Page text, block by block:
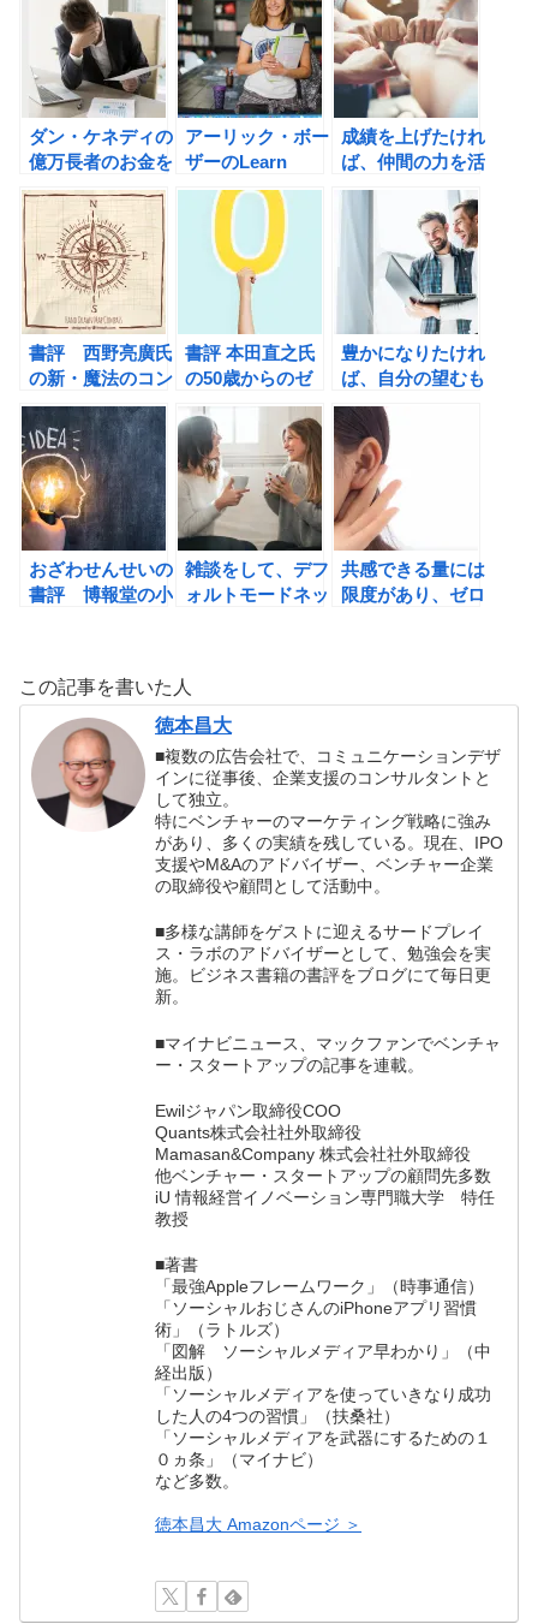
評
ダン・ケネディの
億万長者のお金を
生み出す26の行
動原則の書評
アーリック・ボー
ザーのLearn
Better ― 頭の使
い方が変わり、学
びが深まる6つの
ステップの書評
成績を上げたけれ
ば、仲間の力を活
用しよう！アーリ
ック・ボーザーの
Learn Betterの書
書評 西野亮廣氏
の新・魔法のコン
パス
書評 本田直之氏
の50歳からのゼ
ロ・リセット
豊かになりたけれ
ば、自分の望むも
のを祝福しよう！
おざわせんせいの
書評 博報堂の小
雑談をして、デフ
ォルトモードネッ
共感できる量には
限度があり、ゼロ
この記事を書いた人
徳本昌大
■複数の広告会社で、コミュニケーションデザ
インに従事後、企業支援のコンサルタントと
して独立。
特にベンチャーのマーケティング戦略に強み
があり、多くの実績を残している。現在、IPO
支援やM&Aのアドバイザー、ベンチャー企業
の取締役や顧問として活動中。
■多様な講師をゲストに迎えるサードプレイ
ス・ラボのアドバイザーとして、勉強会を実
施。ビジネス書籍の書評をブログにて毎日更
新。
■マイナビニュース、マックファンでベンチャ
ー・スタートアップの記事を連載。
Ewilジャパン取締役COO
Quants株式会社社外取締役
Mamasan&Company 株式会社社外取締役
他ベンチャー・スタートアップの顧問先多数
iU 情報経営イノベーション専門職大学 特任
教授
■著書
「最強Appleフレームワーク」（時事通信）
「ソーシャルおじさんのiPhoneアプリ習慣
術」（ラトルズ）
「図解 ソーシャルメディア早わかり」（中
経出版）
「ソーシャルメディアを使っていきなり成功
した人の4つの習慣」（扶桑社）
「ソーシャルメディアを武器にするための１
０ヵ条」（マイナビ）
など多数。
徳本昌大 Amazonページ ＞